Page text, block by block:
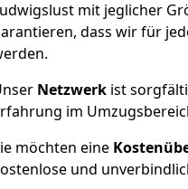
mit jeglicher
dass wir für
Netzwerk ist
im
möchten eine
und